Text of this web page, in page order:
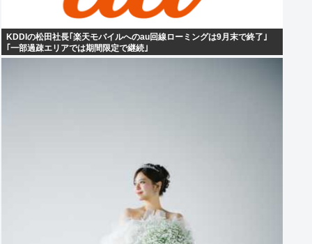
KDDIの松田社長｢楽天モバイルへのau回線ローミングは9月末で終了｣
｢一部過疎エリアでは期間限定で継続｣